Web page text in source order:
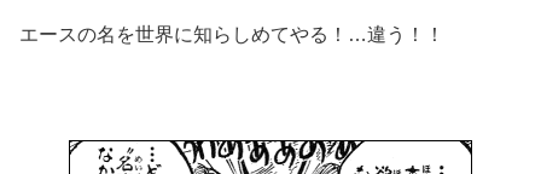
エースの名を世界に知らしめてやる！…違う！！